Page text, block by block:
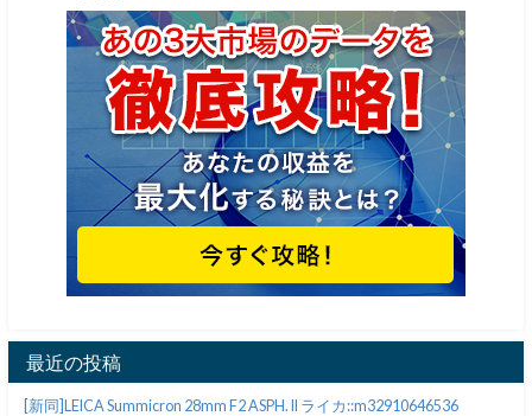
最近の投稿
[新同]LEICA Summicron 28mm F2 ASPH. II ライカ::m32910646536